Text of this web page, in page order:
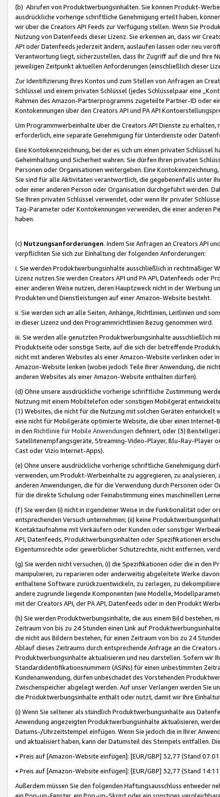
(b) Abrufen von Produktwerbungsinhalten. Sie können Produkt-
ausdrückliche vorherige schriftliche Genehmigung erteilt haben,
wir über die Creators API Feeds zur Verfügung stellen. Wenn Sie
Nutzung von Datenfeeds dieser Lizenz. Sie erkennen an, dass wir
API oder Datenfeeds jederzeit ändern, auslaufen lassen oder neu
Verantwortung liegt, sicherzustellen, dass Ihr Zugriff auf die und Ihre
jeweiligen Zeitpunkt aktuellen Anforderungen (einschließlich dieser
Zur Identifizierung Ihres Kontos und zum Stellen von Anfragen an
Schlüssel und einem privaten Schlüssel (jedes Schlüsselpaar eine
Rahmen des Amazon-Partnerprogramms zugeteilte Partner-ID oder
Kontokennungen über den Creators API und PA API
Um Programmwerbeinhalte über die Creators API Dienste zu
erforderlich, eine separate Genehmigung für Unterdienste oder
Eine Kontokennzeichnung, bei der es sich um einen privaten
Geheimhaltung und Sicherheit wahren. Sie dürfen Ihren privaten
Personen oder Organisationen weitergeben. Eine
Sie sind für alle Aktivitäten verantwortlich, die gegebenenfalls unter
oder einer anderen Person oder Organisation durchgeführt werden.
Sie Ihren privaten Schlüssel verwendet, oder wenn Ihr privater
Tag-Parameter oder Kontokennungen verwenden, die einer anderen
haben.
(c) Nutzungsanforderungen. Indem Sie Anfragen an Creators API
verpflichten Sie sich zur Einhaltung der folgenden Anforderungen:
i. Sie werden Produktwerbungsinhalte ausschließlich in rechtmäßiger
Lizenz nutzen.Sie werden Creators API und PA API, Datenfeeds oder
einer anderen Weise nutzen, deren Hauptzweck nicht in der Werbung
Produkten und Dienstleistungen auf einer Amazon-Website besteht.
ii. Sie werden sich an alle Seiten, Anhänge, Richtlinien, Leitlinien und
in dieser Lizenz und den Programmrichtlinien Bezug genommen wird.
iii. Sie werden alle genutzten Produktwerbungsinhalte ausschließlich
Produktseite oder sonstige Seite, auf die sich der betreffende
nicht mit anderen Websites als einer Amazon-Website verlinken oder
Amazon-Website lenken (wobei jedoch Teile Ihrer Anwendung, die
anderen Websites als einer Amazon-Website enthalten dürfen).
(d) Ohne unsere ausdrückliche vorherige schriftliche Zustimmung
Nutzung mit einem Mobiltelefon oder sonstigen Mobilgerät
(1) Websites, die nicht für die Nutzung mit solchen Geräten
eine nicht für Mobilgeräte optimierte Website, die über einen
in den Richtlinie für Mobile Anwendungen definiert, oder (3)
Satellitenempfangsgeräte, Streaming-Video-Player, Blu-Ray-Player
Cast oder Vizio Internet-Apps).
(e) Ohne unsere ausdrückliche vorherige schriftliche Genehmigung
verwenden, um Produkt-Werbeinhalte zu aggregieren, zu
anderen Anwendungen, die für die Verwendung durch Personen
für die direkte Schulung oder Feinabstimmung eines maschinellen
(f) Sie werden (i) nicht in irgendeiner Weise in die Funktionalität oder
entsprechenden Versuch unternehmen; (ii) keine
Kontaktaufnahme mit Verkäufern oder Kunden oder sonstiger
API, Datenfeeds, Produktwerbungsinhalten oder Spezifikationen
Eigentumsrechte oder gewerblicher Schutzrechte, nicht entfernen,
(g) Sie werden nicht versuchen, (i) die Spezifikationen oder die in
manipulieren, zu reparieren oder anderweitig abgeleitete Werke
enthaltene Software zurückzuentwickeln, zu zerlegen, zu
andere zugrunde liegende Komponenten (wie Modelle,
mit der Creators API, der PA API, Datenfeeds oder in den Produkt
(h) Sie werden Produktwerbungsinhalte, die aus einem Bild bestehen,
Zeitraum von bis zu 24 Stunden einen Link auf
die nicht aus Bildern bestehen, für einen Zeitraum von bis zu 24
Ablauf dieses Zeitraums durch entsprechende Anfrage an die
Produktwerbungsinhalte aktualisieren und neu darstellen. Sofern wir
Standardidentifikationsnummern (ASINs) für einen unbestimmten
Kundenanwendung, dürfen unbeschadet des Vorstehenden
Zwischenspeicher abgelegt werden. Auf unser Verlangen werden Sie
die Produktwerbungsinhalte enthält oder nutzt, damit wir Ihre
(i) Wenn Sie seltener als stündlich Produktwerbungsinhalte aus
Anwendung angezeigten Produktwerbungsinhalte aktualisieren,
Datums-/Uhrzeitstempel einfügen. Wenn Sie jedoch die in Ihrer
und aktualisiert haben, kann der Datumsteil des Stempels entfallen.
• Preis auf [Amazon-Website einfügen]: [EUR/GBP] 32,77 (Stand
• Preis auf [Amazon-Website einfügen]: [EUR/GBP] 32,77 (Stand
Außerdem müssen Sie den folgenden Haftungsausschluss entweder
ein Pop-up-Fenster, ein Pop-up-Skript oder ein sonstiges